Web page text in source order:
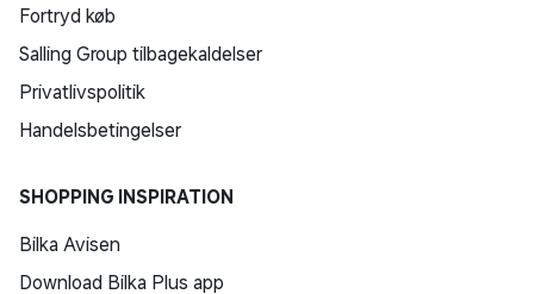
Fortryd køb
Salling Group tilbagekaldelser
Privatlivspolitik
Handelsbetingelser
SHOPPING INSPIRATION
Bilka Avisen
Download Bilka Plus app